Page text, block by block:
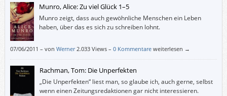
Munro, Alice: Zu viel Glück 1–5
Munro zeigt, dass auch gewöhnliche Menschen ein Leben
haben, über das es sich zu schreiben lohnt.
07/06/2011 – von Werner 2.033 Views – 0 Kommentare weiterlesen →
Rachman, Tom: Die Unperfekten
„Die Unperfekten“ liest man, so glaube ich, auch gerne, selbst
wenn einen Zeitungsredaktionen gar nicht interessieren.